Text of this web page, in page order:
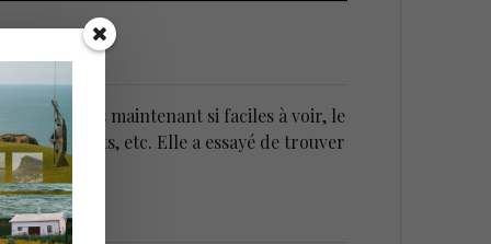
inégalités maintenant si faciles à voir, le
enfants, etc. Elle a essayé de trouver